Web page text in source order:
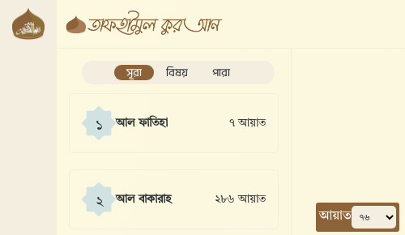
সূরা বিষয় পারা
১ আল ফাতিহা ৭ আয়াত
২ আল বাকারাহ ২৮৬ আয়াত
আয়াত